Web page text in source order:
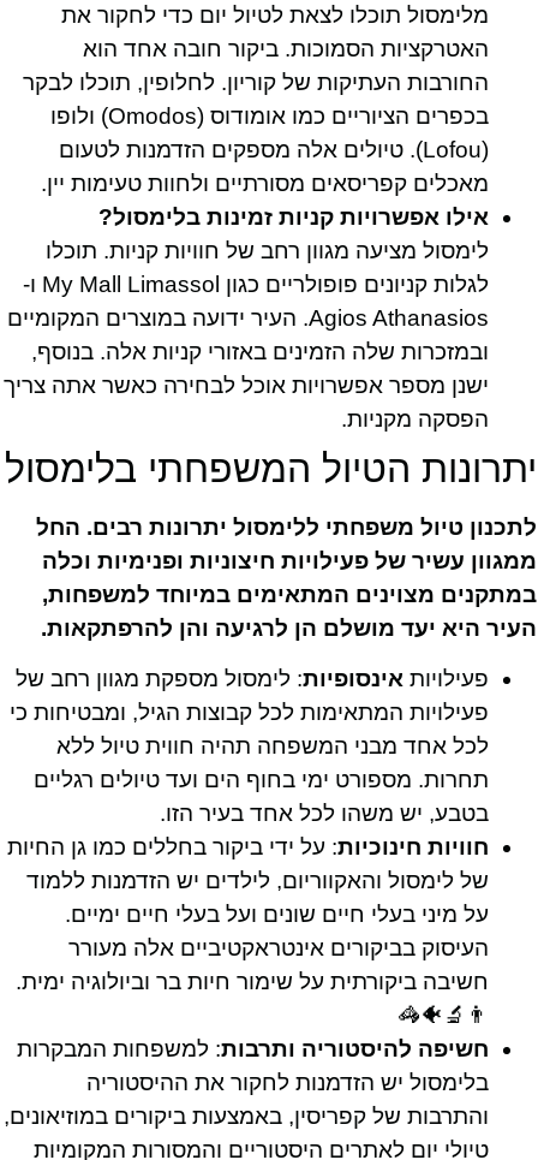
מלימסול תוכלו לצאת לטיול יום כדי לחקור את
האטרקציות הסמוכות. ביקור חובה אחד הוא
החורבות העתיקות של קוריון. לחלופין, תוכלו לבקר
בכפרים הציוריים כמו אומודוס (Omodos) ולופו
(Lofou). טיולים אלה מספקים הזדמנות לטעום
מאכלים קפריסאים מסורתיים ולחוות טעימות יין.
אילו אפשרויות קניות זמינות בלימסול?
לימסול מציעה מגוון רחב של חוויות קניות. תוכלו
לגלות קניונים פופולריים כגון My Mall Limassol ו-
Agios Athanasios. העיר ידועה במוצרים המקומיים
ובמזכרות שלה הזמינים באזורי קניות אלה. בנוסף,
ישנן מספר אפשרויות אוכל לבחירה כאשר אתה צריך
הפסקה מקניות.
יתרונות הטיול המשפחתי בלימסול
לתכנון טיול משפחתי ללימסול יתרונות רבים. החל
ממגוון עשיר של פעילויות חיצוניות ופנימיות וכלה
במתקנים מצוינים המתאימים במיוחד למשפחות,
העיר היא יעד מושלם הן לרגיעה והן להרפתקאות.
פעילויות אינסופיות: לימסול מספקת מגוון רחב של
פעילויות המתאימות לכל קבוצות הגיל, ומבטיחות כי
לכל אחד מבני המשפחה תהיה חווית טיול ללא
תחרות. מספורט ימי בחוף הים ועד טיולים רגליים
בטבע, יש משהו לכל אחד בעיר הזו.
חוויות חינוכיות: על ידי ביקור בחללים כמו גן החיות
של לימסול והאקווריום, לילדים יש הזדמנות ללמוד
על מיני בעלי חיים שונים ועל בעלי חיים ימיים.
העיסוק בביקורים אינטראקטיביים אלה מעורר
חשיבה ביקורתית על שימור חיות בר וביולוגיה ימית.
👨‍🔬🐠🦓
חשיפה להיסטוריה ותרבות: למשפחות המבקרות
בלימסול יש הזדמנות לחקור את ההיסטוריה
והתרבות של קפריסין, באמצעות ביקורים במוזיאונים,
טיולי יום לאתרים היסטוריים והמסורות המקומיות